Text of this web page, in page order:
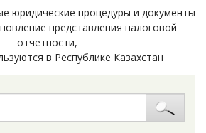
юридические процедуры и документы
представления налоговой
отчетности,
в Республике Казахстан